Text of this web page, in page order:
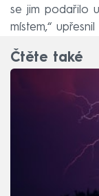
se jim podařilo
místem,“
Čtěte také